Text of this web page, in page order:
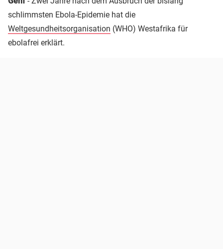
schlimmsten Ebola-Epidemie hat die
Weltgesundheitsorganisation (WHO) Westafrika für
ebolafrei erklärt.